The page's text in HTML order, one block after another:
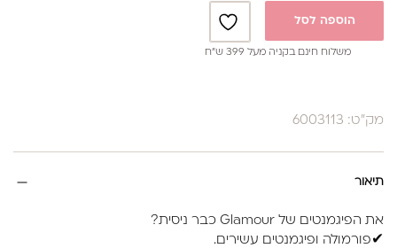
הוספה לסל
משלוח חינם בקניה מעל 399 ש”ח
מק"ט: 6003113
תיאור
את הפיגמנטים של Glamour כבר ניסית?
✔פורמולה ופיגמנטים עשירים.